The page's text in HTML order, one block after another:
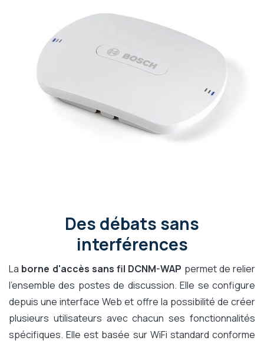
Des débats sans
interférences
La borne d'accès sans fil DCNM-WAP permet de relier
l'ensemble des postes de discussion. Elle se configure
depuis une interface Web et offre la possibilité de créer
plusieurs utilisateurs avec chacun ses fonctionnalités
spécifiques. Elle est basée sur WiFi standard conforme